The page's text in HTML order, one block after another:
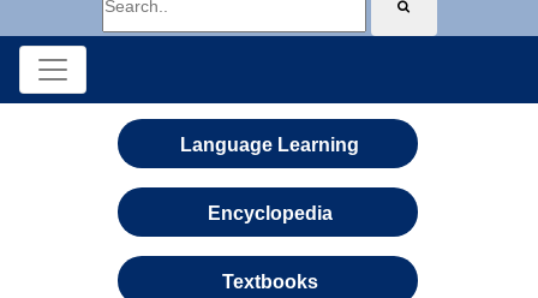
Language Learning
Encyclopedia
Textbooks